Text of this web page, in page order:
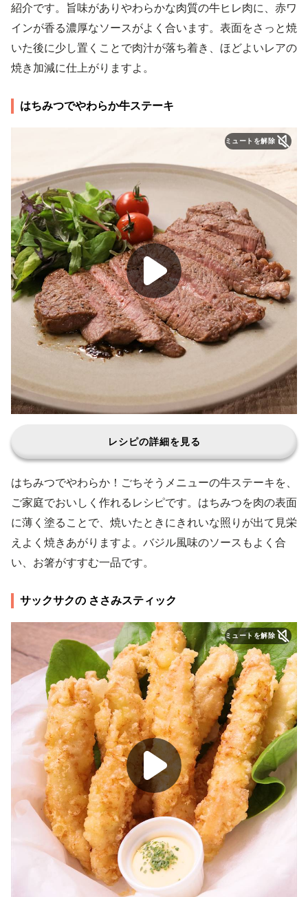
紹介です。旨味がありやわらかな肉質の牛ヒレ肉に、赤ワ
インが香る濃厚なソースがよく合います。表面をさっと焼
いた後に少し置くことで肉汁が落ち着き、ほどよいレアの
焼き加減に仕上がりますよ。
はちみつでやわらか牛ステーキ
ミュートを解除
レシピの詳細を見る
はちみつでやわらか！ごちそうメニューの牛ステーキを、
ご家庭でおいしく作れるレシピです。はちみつを肉の表面
に薄く塗ることで、焼いたときにきれいな照りが出て見栄
えよく焼きあがりますよ。バジル風味のソースもよく合
い、お箸がすすむ一品です。
サックサクの ささみスティック
ミュートを解除